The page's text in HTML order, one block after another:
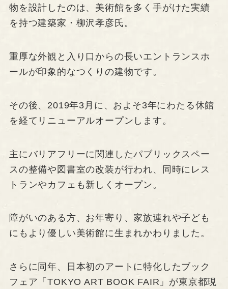
物を設計したのは、美術館を多く手がけた実績
を持つ建築家・柳沢孝彦氏。
重厚な外観と入り口からの長いエントランスホ
ールが印象的なつくりの建物です。
その後、2019年3月に、およそ3年にわたる休館
を経てリニューアルオープンします。
主にバリアフリーに関連したパブリックスペー
スの整備や図書室の改装が行われ、同時にレス
トランやカフェも新しくオープン。
障がいのある方、お年寄り、家族連れや子ども
にもより優しい美術館に生まれかわりました。
さらに同年、日本初のアートに特化したブック
フェア「TOKYO ART BOOK FAIR」が東京都現